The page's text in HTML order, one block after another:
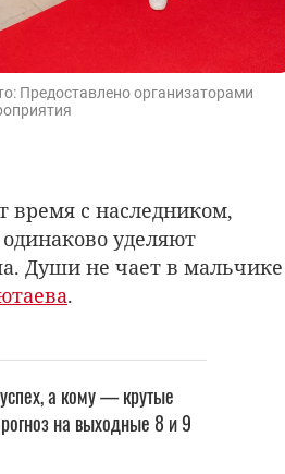
Предоставлено организаторами
время с наследником,
уделяют
Души не чает в мальчике
.